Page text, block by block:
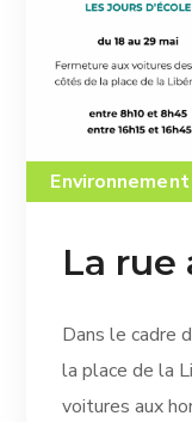
Environnement
La rue
Dans le cadre
la place de la
voitures aux